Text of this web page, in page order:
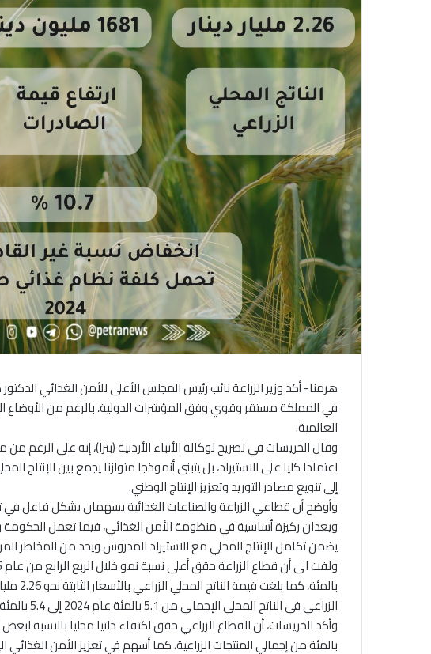
هرمنا- أكد وزير الزراعة نائب رئيس المجلس الأعلى للأمن الغذائي
في المملكة مستقر وقوي وفق المؤشرات الدولية، بالرغم من الأوضاع
العالمية.
وقال الخريسات في تصريح لوكالة الأنباء الأردنية (بترا)، إنه على الرغم
اعتمادا كليا على الاستيراد، بل يتبنى أنموذجا متوازنا يجمع بين
إلى تنويع مصادر التوريد وتعزيز الإنتاج الوطني.
وأوضح أن قطاعي الزراعة والصناعات الغذائية يسهمان بشكل فاعل في
ويعدان ركيزة أساسية في منظومة الأمن الغذائي، فيما تعمل الحكومة
يضمن تكامل الإنتاج المحلي مع الاستيراد المدروس ويحد من المخاطر
الزراعي في الناتج المحلي الإجمالي من 5.1 بالمئة عام 2024 إلى 5.4 بالمئة العام الماضي.
بالمئة من إجمالي المنتجات الزراعية، كما أسهم في تعزيز الأمن الغذائي